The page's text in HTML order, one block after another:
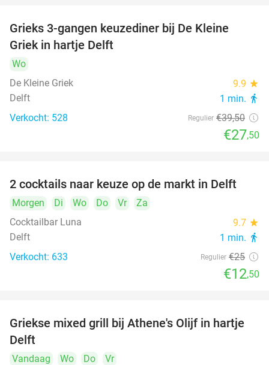
Grieks 3-gangen keuzediner bij De Kleine
Griek in hartje Delft
Wo
De Kleine Griek
9.9 star
Delft 1 min. directions_walk
Verkocht: 528 Regulier €39,50
€27,50
50%
2 cocktails naar keuze op de markt in Delft
Morgen Di Wo Do Vr
Za
Cocktailbar Luna
9.7 star
Delft 1 min. directions_walk
Verkocht: 633 Regulier €25
€12,50
26%
Griekse mixed grill bij Athene's Olijf in hartje
Delft
Vandaag Wo Do
Vr